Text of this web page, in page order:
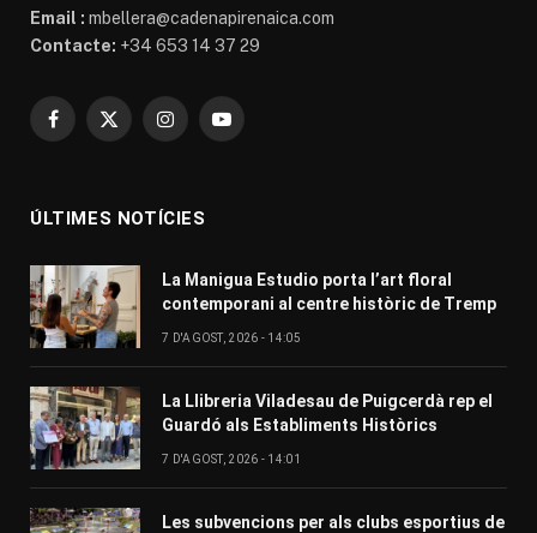
Email : mbellera@cadenapirenaica.com
Contacte: +34 653 14 37 29
Facebook
X
InstagramYouTube
ÚLTIMES NOTÍCIES
La Manigua Estudio porta l’art floral
contemporani al centre històric de Tremp
7 D'AGOST, 2026 - 14:05
La Llibreria Viladesau de Puigcerdà rep el
Guardó als Establiments Històrics
7 D'AGOST, 2026 - 14:01
Les subvencions per als clubs esportius de